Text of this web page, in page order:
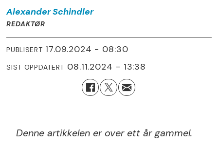
AlexanderSchindler
REDAKTØR
PUBLISERT 17.09.2024 - 08:30
SIST OPPDATERT 08.11.2024 - 13:38
Denne artikkelen er over ett år gammel.